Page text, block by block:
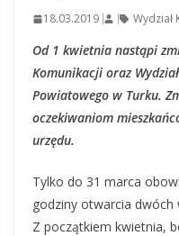
18.03.2019 Wydział
Od 1 kwietnia nastąpi
Komunikacji oraz
Powiatowego w Turku.
oczekiwaniom
urzędu.
Tylko do 31 marca
godziny otwarcia dwóch
Z początkiem kwietnia,